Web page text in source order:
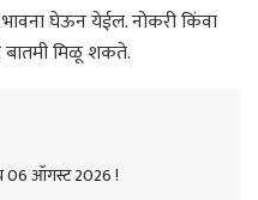
घेऊन येईल. नोकरी किंवा
बातमी मिळू शकते.
06 ऑगस्ट 2026 !